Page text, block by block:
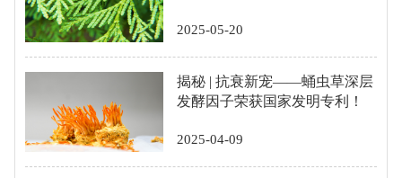
2025-05-20
揭秘 | 抗衰新宠——蛹虫草深层
发酵因子荣获国家发明专利！
2025-04-09